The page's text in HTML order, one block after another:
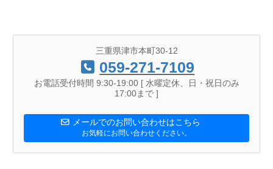
三重県津市本町30-12
059-271-7109
お電話受付時間 9:30-19:00 [ 水曜定休、日・祝日のみ
17:00まで ]
メールでのお問い合わせはこちら
お気軽にお問い合わせください。